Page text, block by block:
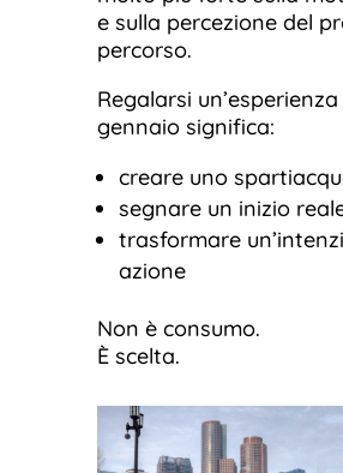
e sulla percezione del
percorso.
Regalarsi un’esperienza
gennaio significa:
creare uno
segnare un inizio
trasformare
azione
Non è consumo.
È scelta.